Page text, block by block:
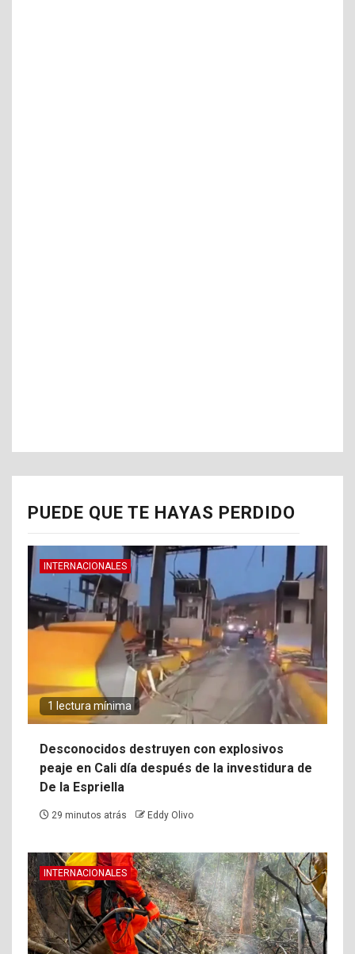
PUEDE QUE TE HAYAS PERDIDO
INTERNACIONALES
1 lectura mínima
Desconocidos destruyen con explosivos
peaje en Cali día después de la investidura de
De la Espriella
29 minutos atrás Eddy Olivo
INTERNACIONALES